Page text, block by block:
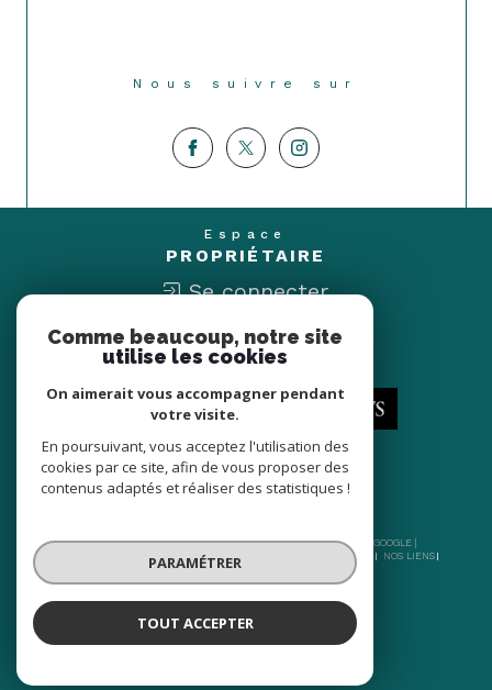
Nous suivre sur
Espace
PROPRIÉTAIRE
Se connecter
Nous
ADHÉRONS
© 2026 | TOUS DROITS RÉSERVÉS | TRADUCTION POWERED BY GOOGLE |
PLAN DU SITE MENTIONS LÉGALES ADMIN
NOS LIENS
POLITIQUE RGPD
Comme beaucoup, notre site
utilise les cookies
On aimerait vous accompagner pendant
votre visite.
En poursuivant, vous acceptez l'utilisation des
cookies par ce site, afin de vous proposer des
contenus adaptés et réaliser des statistiques !
PARAMÉTRER
TOUT ACCEPTER